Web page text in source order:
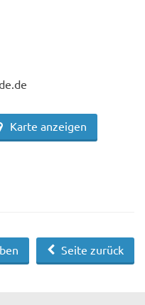
Karte anzeigen
Seite zurück